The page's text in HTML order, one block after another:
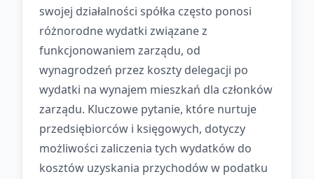
swojej działalności spółka często ponosi
różnorodne wydatki związane z
funkcjonowaniem zarządu, od
wynagrodzeń przez koszty delegacji po
wydatki na wynajem mieszkań dla członków
zarządu. Kluczowe pytanie, które nurtuje
przedsiębiorców i księgowych, dotyczy
możliwości zaliczenia tych wydatków do
kosztów uzyskania przychodów w podatku